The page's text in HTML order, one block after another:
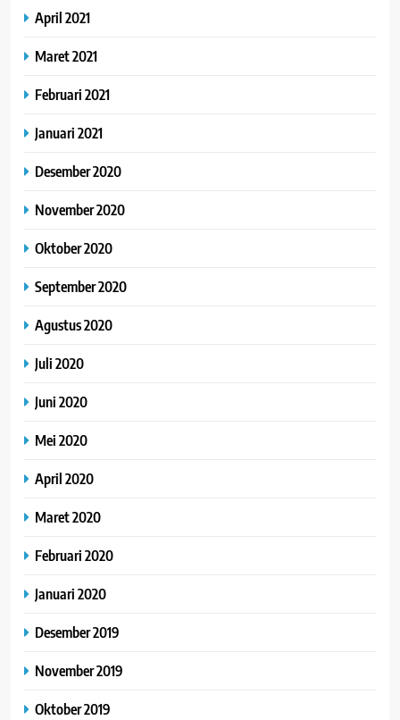
April 2021
Maret 2021
Februari 2021
Januari 2021
Desember 2020
November 2020
Oktober 2020
September 2020
Agustus 2020
Juli 2020
Juni 2020
Mei 2020
April 2020
Maret 2020
Februari 2020
Januari 2020
Desember 2019
November 2019
Oktober 2019